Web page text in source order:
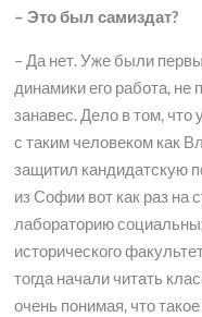
– Это был самиздат?
– Да нет. Уже были
динамики его работа, не
занавес. Дело в том, что
с таким человеком как
защитил кандидатскую
из Софии вот как раз на
лабораторию
исторического
тогда начали читать
очень понимая, что